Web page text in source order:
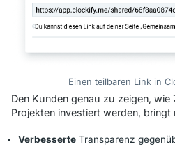
Einen teilbaren Link in
Den Kunden genau zu zeigen, wie
Projekten investiert werden, bringt
Verbesserte Transparenz